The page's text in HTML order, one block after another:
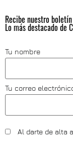
Recibe nuestro boletín
Lo más destacado de
Tu nombre
Tu correo
Al darte de alta